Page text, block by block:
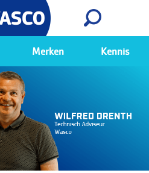
Bekijk
Merken Kennis